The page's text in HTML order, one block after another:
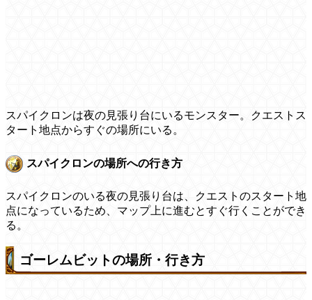
スパイクロンは夜の見張り台にいるモンスター。クエストス
タート地点からすぐの場所にいる。
スパイクロンの場所への行き方
スパイクロンのいる夜の見張り台は、クエストのスタート地
点になっているため、マップ上に進むとすぐ行くことができ
る。
ゴーレムビットの場所・行き方